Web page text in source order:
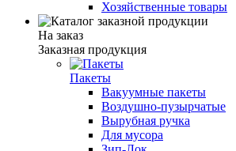
Хозяйственные товары
На заказ
Заказная продукция
Пакеты
Вакуумные пакеты
Воздушно-пузырчатые
Вырубная ручка
Для мусора